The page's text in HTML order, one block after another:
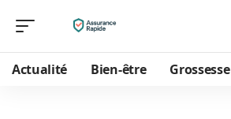
Actualité Bien-être Grossesse